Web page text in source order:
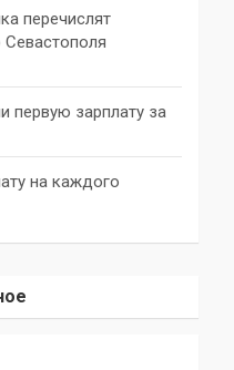
перечислят
Севастополя
первую зарплату за
на каждого